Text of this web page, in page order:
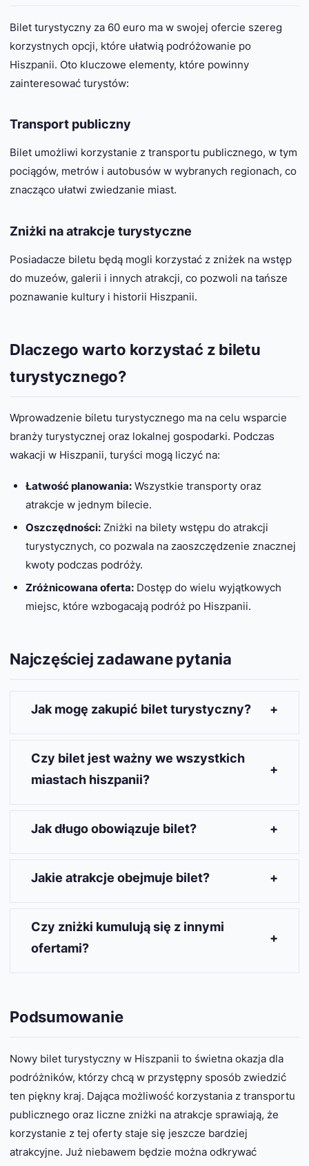
Bilet turystyczny za 60 euro ma w swojej ofercie szereg
korzystnych opcji, które ułatwią podróżowanie po
Hiszpanii. Oto kluczowe elementy, które powinny
zainteresować turystów:
Transport publiczny
Bilet umożliwi korzystanie z transportu publicznego, w tym
pociągów, metrów i autobusów w wybranych regionach, co
znacząco ułatwi zwiedzanie miast.
Zniżki na atrakcje turystyczne
Posiadacze biletu będą mogli korzystać z zniżek na wstęp
do muzeów, galerii i innych atrakcji, co pozwoli na tańsze
poznawanie kultury i historii Hiszpanii.
Dlaczego warto korzystać z biletu
turystycznego?
Wprowadzenie biletu turystycznego ma na celu wsparcie
branży turystycznej oraz lokalnej gospodarki. Podczas
wakacji w Hiszpanii, turyści mogą liczyć na:
Łatwość planowania:Wszystkie transporty oraz
atrakcje w jednym bilecie.
Oszczędności:Zniżki na bilety wstępu do atrakcji
turystycznych, co pozwala na zaoszczędzenie znacznej
kwoty podczas podróży.
Zróżnicowana oferta:Dostęp do wielu wyjątkowych
miejsc, które wzbogacają podróż po Hiszpanii.
Najczęściej zadawane pytania
Jak mogę zakupić bilet turystyczny?
sprzedaży, jak i online, co ułatwi jego zakup przed
przyjazdem do Hiszpanii.
Czy bilet jest ważny we wszystkich
miastach hiszpanii?
sprawdzić szczegóły dotyczące dostępnych
Jak długo obowiązuje bilet?
można sprawdzić na stronie internetowej
Jakie atrakcje obejmuje bilet?
oferuje zniżki w ramach biletu, co czyni go
atrakcyjnym dla miłośników kultury.
Czy zniżki kumulują się z innymi
ofertami?
zniżkowego biletu.
Podsumowanie
Nowy bilet turystyczny w Hiszpanii to świetna okazja dla
podróżników, którzy chcą w przystępny sposób zwiedzić
ten piękny kraj. Dająca możliwość korzystania z transportu
publicznego oraz liczne zniżki na atrakcje sprawiają, że
korzystanie z tej oferty staje się jeszcze bardziej
atrakcyjne. Już niebawem będzie można odkrywać